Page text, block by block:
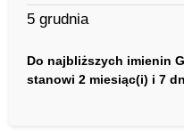
5 grudnia
Do najbliższych imienin
stanowi 2 miesiąc(i) i 7